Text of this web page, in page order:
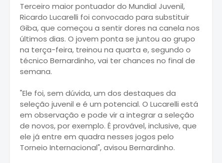
Terceiro maior pontuador do Mundial Juvenil,
Ricardo Lucarelli foi convocado para substituir
Giba, que começou a sentir dores na canela nos
últimos dias. O jovem ponta se juntou ao grupo
na terça-feira, treinou na quarta e, segundo o
técnico Bernardinho, vai ter chances no final de
semana.
"Ele foi, sem dúvida, um dos destaques da
seleção juvenil e é um potencial. O Lucarelli está
em observação e pode vir a integrar a seleção
de novos, por exemplo. É provável, inclusive, que
ele já entre em quadra nesses jogos pelo
Torneio Internacional", avisou Bernardinho.